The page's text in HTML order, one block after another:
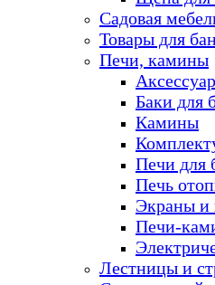
Садовая
Товары для
Печи, камины
Баки для
Камины
Печи для
Печь
Экраны и
Печи-
Лестницы и